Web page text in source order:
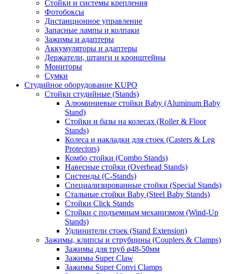
Стойки и системы крепления
Фотобоксы
Дистанционное управление
Запасные лампы и колпаки
Зажимы и адаптеры
Аккумуляторы и адаптеры
Держатели, штанги и кронштейны
Мониторы
Сумки
Студийное оборудование KUPO
Стойки студийные (Stands)
Алюминиевые стойки Baby (Aluminum Baby
Stand)
Стойки и базы на колесах (Roller & Floor
Stands)
Колеса и накладки для стоек (Casters & Leg
Protectors)
Комбо стойки (Combo Stands)
Навесные стойки (Overhead Stands)
Систенды (C-Stands)
Специализированные стойки (Special Stands)
Стальные стойки Baby (Steel Baby Stands)
Стойки Click Stands
Стойки с подъемным механизмом (Wind-Up
Stands)
Удлинители стоек (Stand Extension)
Зажимы, клипсы и струбцины (Couplers & Clamps)
Зажимы для труб ø48-50мм
Зажимы Super Claw
Зажимы Super Convi Clamps